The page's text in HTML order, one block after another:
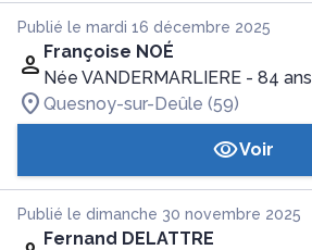
Publié le mardi 16 décembre 2025
Françoise NOÉ
Née VANDERMARLIERE - 84 ans
Quesnoy-sur-Deûle (59)
Voir
Publié le dimanche 30 novembre 2025
Fernand DELATTRE